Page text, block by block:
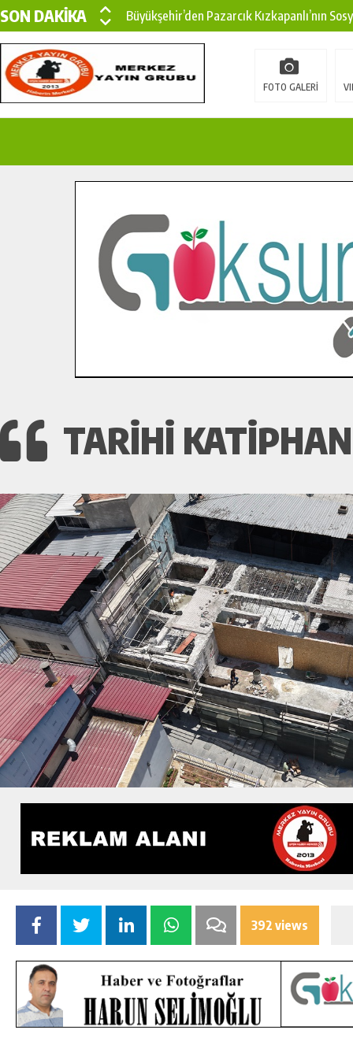
SON DAKİKA
Büyükşehir’den Pazarcık Kızkapanlı’nın
Büyükşehir’den Pazarcık Kırsalına Modern
Çin’den KSÜ’ye Uluslararası Başarı:
İlçe Jandarma Komutanı Karakaya’dan
Bertiz’in Yeni Köprüsünde Sona Doğru.
FOTO GALERİ
TARIHI
392 views